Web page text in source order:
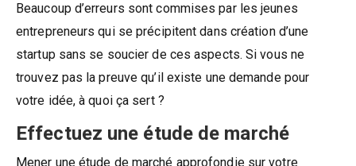
Beaucoup d’erreurs sont commises par les jeunes
entrepreneurs qui se précipitent dans création d’une
startup sans se soucier de ces aspects. Si vous ne
trouvez pas la preuve qu’il existe une demande pour
votre idée, à quoi ça sert ?
Effectuez une étude de marché
Mener une étude de marché approfondie sur votre